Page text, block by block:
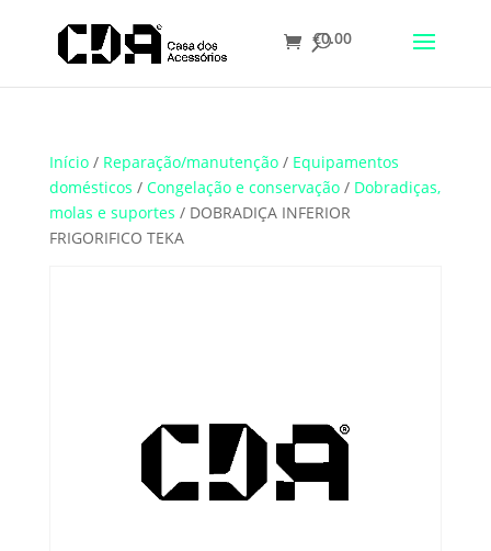
Translate
€0.00
Início/ Reparação/manutenção/ Equipamentos
domésticos / Congelação e conservação/ Dobradiças,
molas e suportes / DOBRADIÇA INFERIOR
FRIGORIFICO TEKA